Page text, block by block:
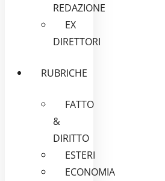
REDAZIONE
EX
DIRETTORI
RUBRICHE
FATTO
&
DIRITTO
ESTERI
ECONOMIA